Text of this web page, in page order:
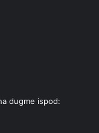
dugme ispod: